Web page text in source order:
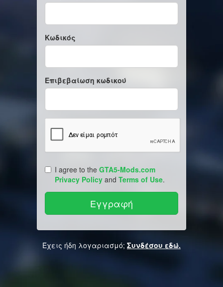
Κωδικός
Επιβεβαίωση κωδικού
I agree to the GTA5-Mods.com
Privacy Policy and Terms of Use.
Έχεις ήδη λογαριασμό; Συνδέσου εδώ.